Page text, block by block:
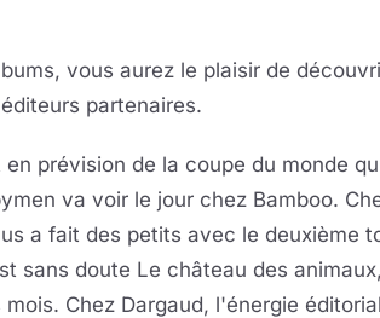
vous aurez le plaisir de
partenaires.
prévision de la coupe du monde
va voir le jour chez Bamboo.
a fait des petits avec le deuxième
sans doute Le château des
Chez Dargaud, l'énergie